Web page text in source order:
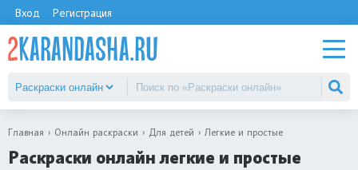
Вход Регистрация
Главная Онлайн раскраски Для детей Легкие и простые
Раскраски онлайн легкие и простые